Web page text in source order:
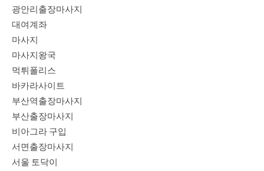
광안리출장마사지
대여계좌
마사지
마사지왕국
먹튀폴리스
바카라사이트
부산역출장마사지
부산출장마사지
비아그라 구입
서면출장마사지
서울 토닥이